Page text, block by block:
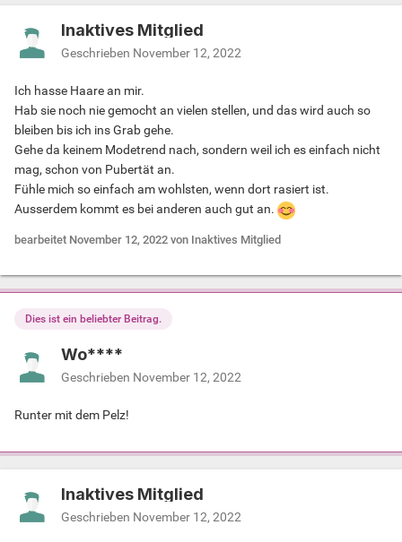
Inaktives Mitglied
Geschrieben November 12, 2022
Ich hasse Haare an mir.
Hab sie noch nie gemocht an vielen stellen, und das wird auch so
bleiben bis ich ins Grab gehe.
Gehe da keinem Modetrend nach, sondern weil ich es einfach nicht
mag, schon von Pubertät an.
Fühle mich so einfach am wohlsten, wenn dort rasiert ist.
Ausserdem kommt es bei anderen auch gut an.
bearbeitet November 12, 2022 von Inaktives Mitglied
Dies ist ein beliebter Beitrag.
Wo****
Geschrieben November 12, 2022
Runter mit dem Pelz!
Inaktives Mitglied
Geschrieben November 12, 2022